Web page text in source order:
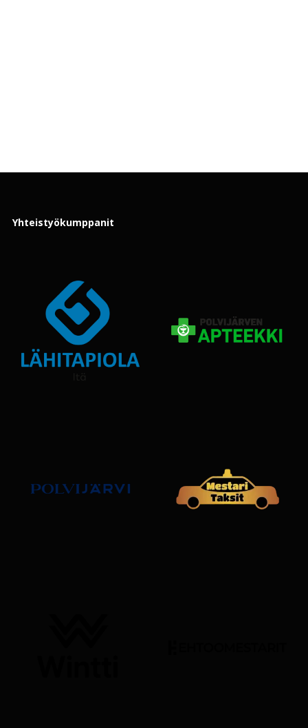
Yhteistyökumppanit